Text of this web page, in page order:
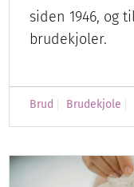
siden 1946, og
brudekjoler.
Brud Brudekjole